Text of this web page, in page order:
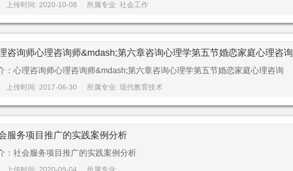
上传时间: 2020-10-08 所属专业: 社会工作
咨询师心理咨询师&mdash;第六章咨询心理学第五节婚恋家庭心理咨询
：心理咨询师心理咨询师&mdash;第六章咨询心理学第五节婚恋家庭心理咨询
上传时间: 2017-06-30 所属专业: 现代教育技术
服务项目推广的实践案例分析
：社会服务项目推广的实践案例分析